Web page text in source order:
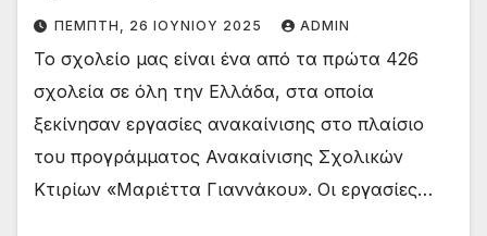
ΠΈΜΠΤΗ, 26 ΙΟΥΝΊΟΥ 2025 ADMIN
Το σχολείο μας είναι ένα από τα πρώτα 426
σχολεία σε όλη την Ελλάδα, στα οποία
ξεκίνησαν εργασίες ανακαίνισης στο πλαίσιο
του προγράμματος Ανακαίνισης Σχολικών
Κτιρίων «Μαριέττα Γιαννάκου». Οι εργασίες…